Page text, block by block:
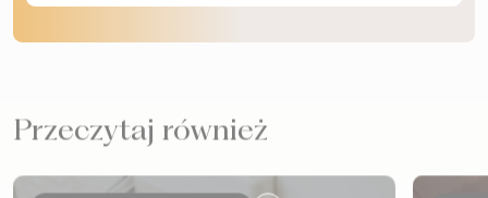
Przeczytaj również